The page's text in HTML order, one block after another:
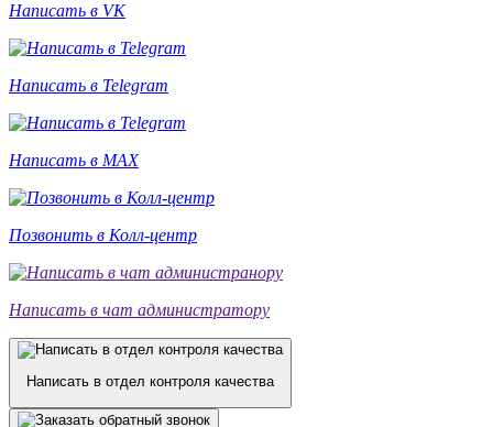
Написать в VK
Написать в Telegram
Написать в MAX
Позвонить в Колл-центр
Написать в чат администратору
Написать в отдел контроля качества